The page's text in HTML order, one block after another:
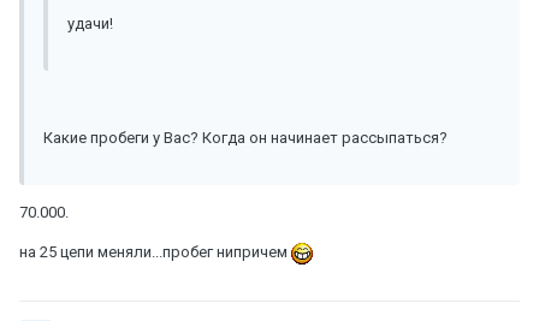
удачи!
Какие пробеги у Вас? Когда он начинает рассыпаться?
70.000.
на 25 цепи меняли...пробег нипричем